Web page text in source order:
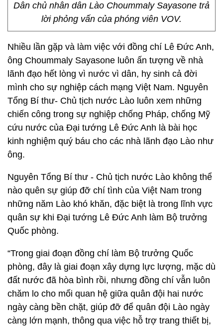
Dân chủ nhân dân Lào Choummaly Sayasone trả
lời phỏng vấn của phóng viên VOV.
Nhiều lần gặp và làm việc với đồng chí Lê Đức Anh,
ông Choummaly Sayasone luôn ấn tượng về nhà
lãnh đạo hết lòng vì nước vì dân, hy sinh cả đời
mình cho sự nghiệp cách mạng Việt Nam. Nguyên
Tổng Bí thư- Chủ tịch nước Lào luôn xem những
chiến công trong sự nghiệp chống Pháp, chống Mỹ
cứu nước của Đại tướng Lê Đức Anh là bài học
kinh nghiệm quý báu cho các nhà lãnh đạo Lào như
ông.
Nguyên Tổng Bí thư - Chủ tịch nước Lào không thể
nào quên sự giúp đỡ chí tình của Việt Nam trong
những năm Lào khó khăn, đặc biệt là trong lĩnh vực
quân sự khi Đại tướng Lê Đức Anh làm Bộ trưởng
Quốc phòng.
“Trong giai đoạn đồng chí làm Bộ trưởng Quốc
phòng, đây là giai đoạn xây dựng lực lượng, mặc dù
đất nước đã hòa bình rồi, nhưng đồng chí vẫn luôn
chăm lo cho mối quan hệ giữa quân đội hai nước
ngày càng bền chặt, giúp đỡ để quân đội Lào ngày
càng lớn mạnh, thông qua việc hỗ trợ trang thiết bị,